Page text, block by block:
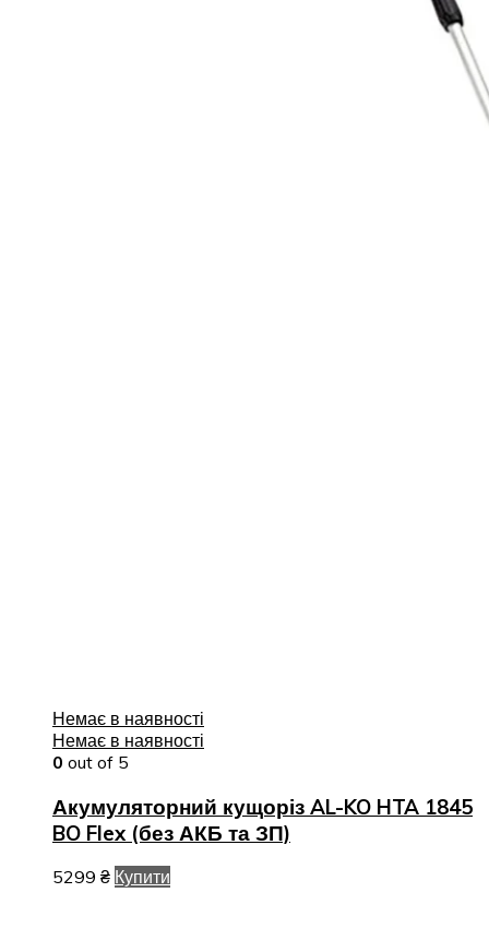
Немає в наявності
Немає в наявності
0 out of 5
Акумуляторний кущоріз AL-KO HTA 1845
BO Flex (без АКБ та ЗП)
5299 ₴ Купити